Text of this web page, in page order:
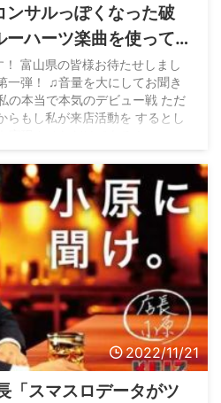
ンサルっぽくなった破
ーハーツ楽曲を使って
著作権関係をツッコま
富山県の皆様お待たせしまし
一弾！ ♫音量を大にしてお聞き
の本当で本気のデビュー戦 ただ
らもし私が来店活動を するとし
May 3, 2026
2022/11/21
「スマスロデータがツ